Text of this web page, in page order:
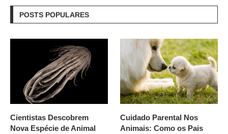
POSTS POPULARES
Cientistas Descobrem
Nova Espécie de Animal
Cuidado Parental Nos
Animais: Como os Pais